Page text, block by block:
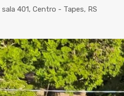
401, Centro - Tapes, RS